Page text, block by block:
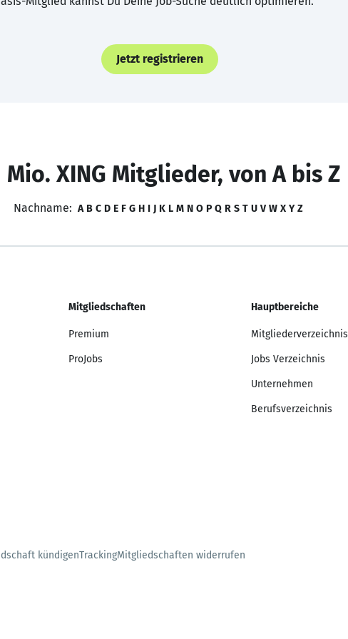
Jetzt registrieren
Mio. XING Mitglieder, von A bis Z
Nachname: A B C D E F G H I J K L M N O P Q R S T U V W X Y Z
Mitgliedschaften
Premium
ProJobs
Hauptbereiche
Mitgliederverzeichnis
Jobs Verzeichnis
Unternehmen
Berufsverzeichnis
kündigenTrackingMitgliedschaften widerrufen